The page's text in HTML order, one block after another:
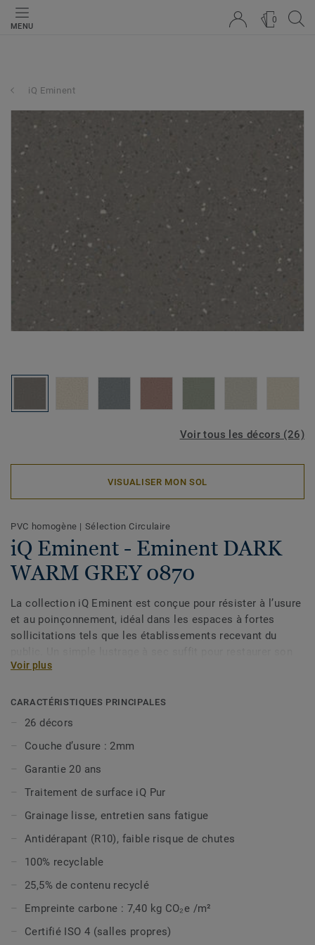
MENU
0
iQ Eminent
Voir tous les décors (26)
VISUALISER MON SOL
PVC homogène | Sélection Circulaire
iQ Eminent - Eminent DARK
WARM GREY 0870
La collection iQ Eminent est conçue pour résister à l’usure
et au poinçonnement, idéal dans les espaces à fortes
sollicitations tels que les établissements recevant du
aspect d’origine en lui offrant une plus grande longévité.
iQ Eminent est sans biocides, offre une excellente
compatible avec les environnements exigeants tels que les
salles propres. iQ Eminent est composée de 2 designs non
directionnels et 26 couleurs qui s’harmonisent avec les
option vinyle bio-attribuée, pour réduire davantage votre
impact carbone, et est 100% recyclable même en fin
Cette collection fait partie de notre
Voir plus
CARACTÉRISTIQUES PRINCIPALES
26 décors
Couche d’usure : 2mm
Garantie 20 ans
Traitement de surface iQ Pur
Grainage lisse, entretien sans fatigue
Antidérapant (R10), faible risque de chutes
100% recyclable
25,5% de contenu recyclé
Empreinte carbone : 7,40 kg CO₂e /m²
Certifié ISO 4 (salles propres)